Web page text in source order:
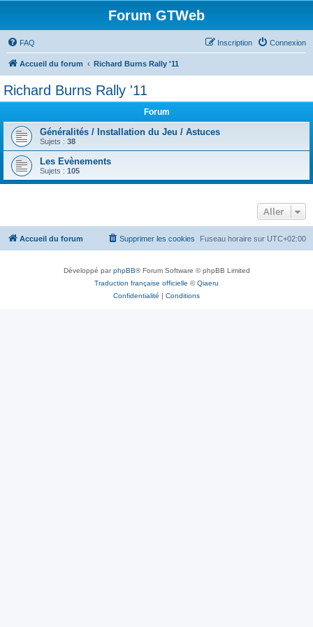
Forum GTWeb
FAQ Connexion
Inscription
Accueil du forum Richard Burns Rally '11
Richard Burns Rally '11
Forum
Généralités / Installation du Jeu / Astuces
Sujets : 38
Les Evènements
Sujets : 105
Aller
Accueil du forum Fuseau horaire sur UTC+02:00
Supprimer les cookies
Développé parphpBB® Forum Software © phpBB Limited
Traduction française officielle ©Qiaeru
Confidentialité | Conditions